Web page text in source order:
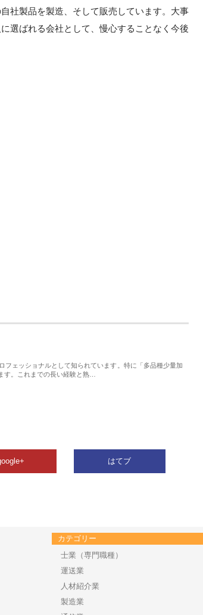
社製品を製造、そして販売しています。大事
選ばれる会社として、慢心することなく今後
ェッショナルとして知られています。特に「多品種少量加
す。これまでの長い経験と熟…
はてブ
カテゴリー
士業（専門職種）
運送業
人材紹介業
製造業